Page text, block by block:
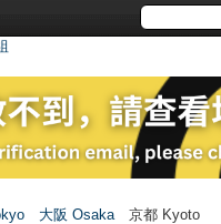
大阪 Osaka 京都 Kyoto